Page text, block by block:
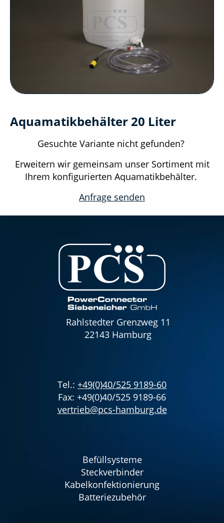
Aquamatikbehälter 20 Liter
Gesuchte Variante nicht gefunden?
Erweitern wir gemeinsam unser Sortiment mit
Ihrem konfigurierten Aquamatikbehälter.
Anfrage senden
Rahlstedter Grenzweg 11
22143 Hamburg
Tel.: +49(0)40/525 9189-60
Fax: +49(0)40/525 9189-66
vertrieb@pcs-hamburg.de
Befüllsysteme
Steckverbinder
Kabelkonfektionierung
Batteriezubehör